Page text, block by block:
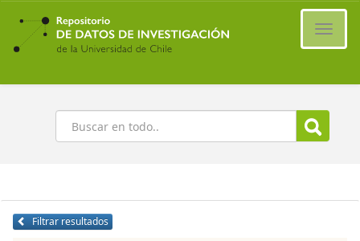
Ir
contenido
principal
Buscar
Filtrar resultados